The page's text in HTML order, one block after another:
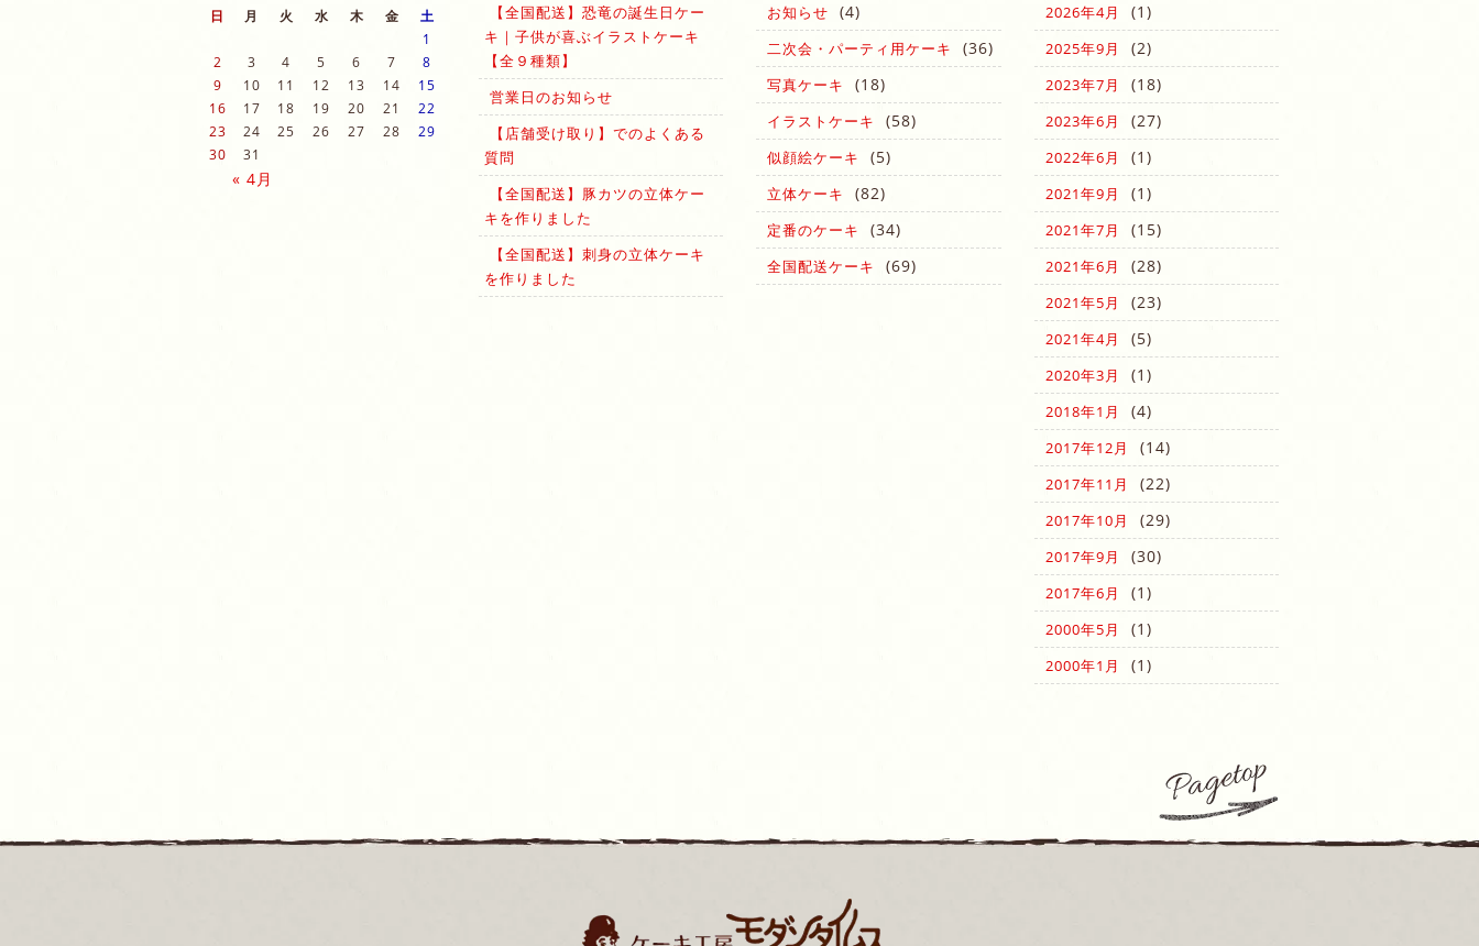
日 月 火 水 木 金 土
« 4月
1
2
3 4 5 6 7
8
9
10 11 12 13 14
15
16
17 18 19 20 21
22
23
24 25 26 27 28
29
30
31
【全国配送】恐竜の誕生日ケー
キ｜子供が喜ぶイラストケーキ
【全９種類】
営業日のお知らせ
【店舗受け取り】でのよくある
質問
【全国配送】豚カツの立体ケー
キを作りました
【全国配送】刺身の立体ケーキ
を作りました
お知らせ (4)
二次会・パーティ用ケーキ (36)
写真ケーキ (18)
イラストケーキ (58)
似顔絵ケーキ (5)
立体ケーキ (82)
定番のケーキ (34)
全国配送ケーキ (69)
2026年4月 (1)
2025年9月 (2)
2023年7月 (18)
2023年6月 (27)
2022年6月 (1)
2021年9月 (1)
2021年7月 (15)
2021年6月 (28)
2021年5月 (23)
2021年4月 (5)
2020年3月 (1)
2018年1月 (4)
2017年12月 (14)
2017年11月 (22)
2017年10月 (29)
2017年9月 (30)
2017年6月 (1)
2000年5月 (1)
2000年1月 (1)